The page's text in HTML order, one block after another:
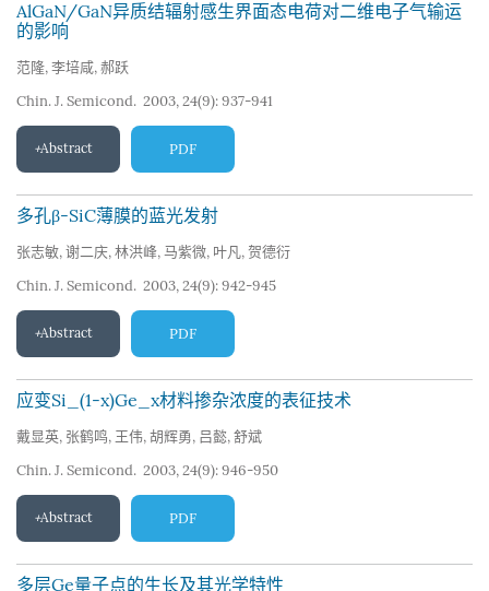
AlGaN/GaN异质结辐射感生界面态电荷对二维电子气输运
的影响
范隆, 李培咸, 郝跃
Chin. J. Semicond. 2003, 24(9): 937-941
Abstract PDF
多孔β-SiC薄膜的蓝光发射
张志敏, 谢二庆, 林洪峰, 马紫微, 叶凡, 贺德衍
Chin. J. Semicond. 2003, 24(9): 942-945
Abstract PDF
应变Si_(1-x)Ge_x材料掺杂浓度的表征技术
戴显英, 张鹤鸣, 王伟, 胡辉勇, 吕懿, 舒斌
Chin. J. Semicond. 2003, 24(9): 946-950
Abstract PDF
多层Ge量子点的生长及其光学特性